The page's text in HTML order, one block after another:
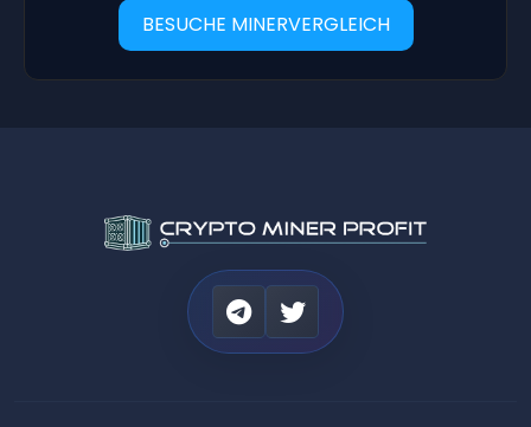
BESUCHE MINERVERGLEICH